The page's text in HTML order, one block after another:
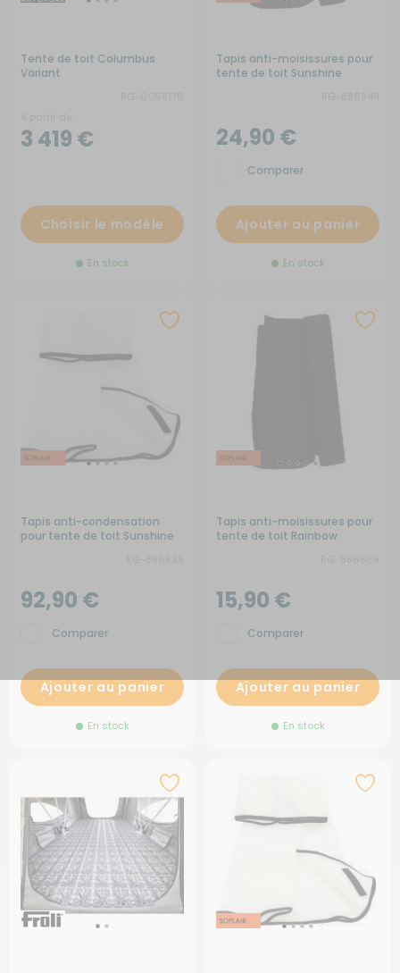
Tente de toit Columbus
Variant
3 419 €
Choisir le modèle
En stock
Tapis anti-moisissures pour
tente de toit Sunshine
24,90 €
Comparer
Ajouter au panier
En stock
Tapis anti-condensation
pour tente de toit Sunshine
92,90 €
Comparer
Ajouter au panier
En stock
Tapis anti-moisissures pour
tente de toit Rainbow
15,90 €
Comparer
Ajouter au panier
En stock